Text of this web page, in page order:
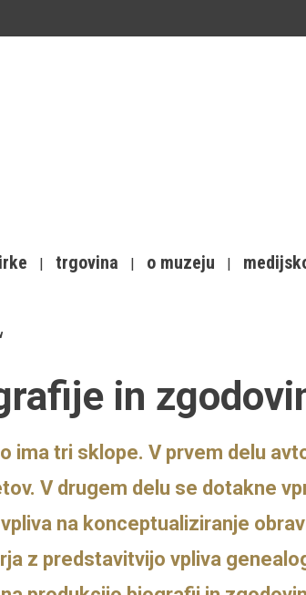
trgovina o muzeju
in
ima tri sklope. V prvem delu
V drugem delu se dotakne
na konceptualiziranje
z predstavitvijo vpliva